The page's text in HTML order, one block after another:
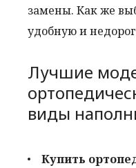
замены. Как же
удобную и
Лучшие
виды
Купить